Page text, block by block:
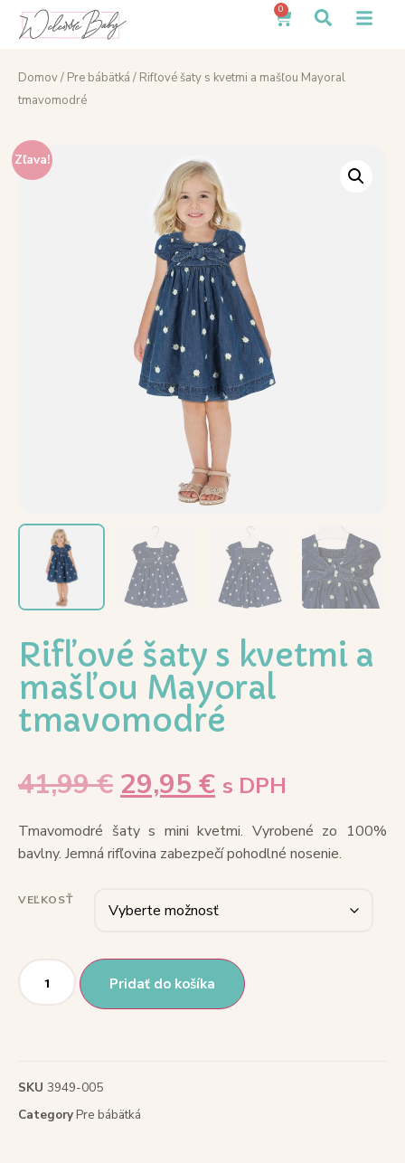
0
Domov/ Pre bábätká / Rifľové šaty s kvetmi a mašľou Mayoral
tmavomodré
Zľava!
Rifľové šaty s kvetmi a
mašľou Mayoral
tmavomodré
41,99€29,95€ s DPH
Tmavomodré šaty s mini kvetmi. Vyrobené zo 100%
bavlny. Jemná rifľovina zabezpečí pohodlné nosenie.
VEĽKOSŤ
Pridať do košíka
SKU 3949-005
CategoryPre bábätká